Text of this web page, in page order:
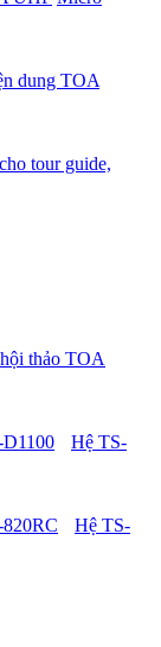
dung TOA
tour guide,
thảo TOA
Hệ TS-
Hệ TS-